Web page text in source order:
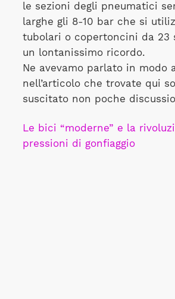
le sezioni degli pneumatici
larghe gli 8-10 bar che si
tubolari o copertoncini da 23
un lontanissimo ricordo.
Ne avevamo parlato in modo
nell’articolo che trovate qui
suscitato non poche
Le bici “moderne” e la
pressioni di gonfiaggio